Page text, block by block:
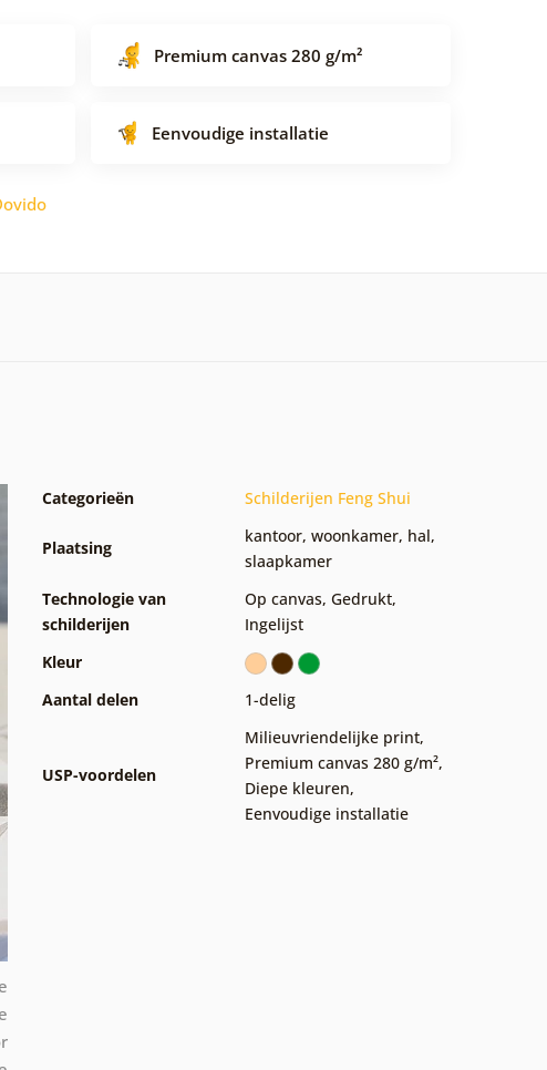
Premium canvas 280 g/m²
Eenvoudige installatie
Categorieën Schilderijen Feng Shui
Plaatsing
kantoor, woonkamer, hal,
slaapkamer
Technologie van
schilderijen
Op canvas, Gedrukt,
Ingelijst
Kleur
Aantal delen
1-delig
USP-voordelen
Milieuvriendelijke print,
Premium canvas 280 g/m²,
Diepe kleuren,
Eenvoudige installatie